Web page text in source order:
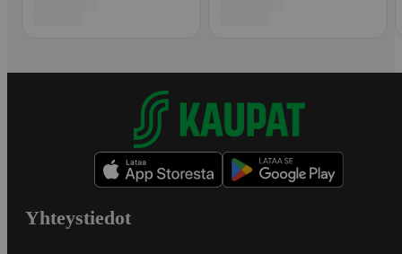
Yhteystiedot